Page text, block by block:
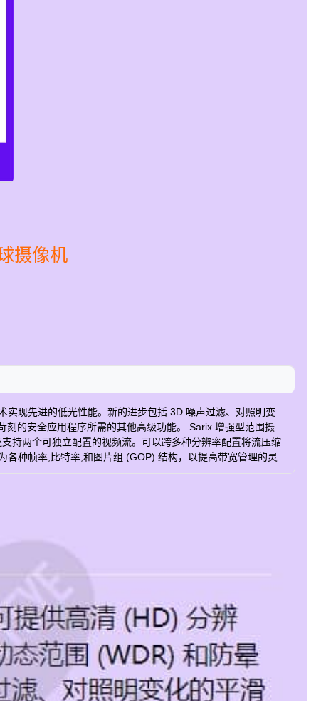
摄像机
现先进的低光性能。新的进步包括 3D 噪声过滤、对照明变
的安全应用程序所需的其他高级功能。 Sarix 增强型范围摄
持两个可独立配置的视频流。可以跨多种分辨率配置将流压缩
种帧率,比特率,和图片组 (GOP) 结构，以提高带宽管理的灵